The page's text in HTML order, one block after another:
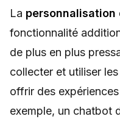
La personnalisation
fonctionnalité
de plus en plus
collecter et utiliser
offrir des
exemple, un chatbot